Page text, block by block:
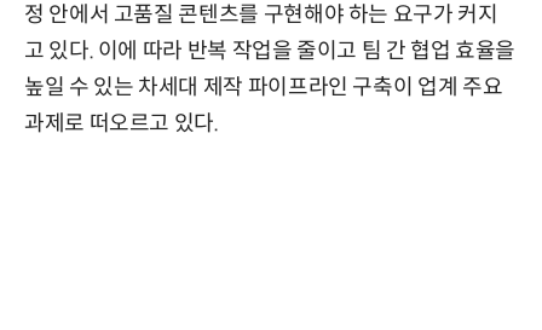
정 안에서 고품질 콘텐츠를 구현해야 하는 요구가 커지
고 있다. 이에 따라 반복 작업을 줄이고 팀 간 협업 효율을
높일 수 있는 차세대 제작 파이프라인 구축이 업계 주요
과제로 떠오르고 있다.